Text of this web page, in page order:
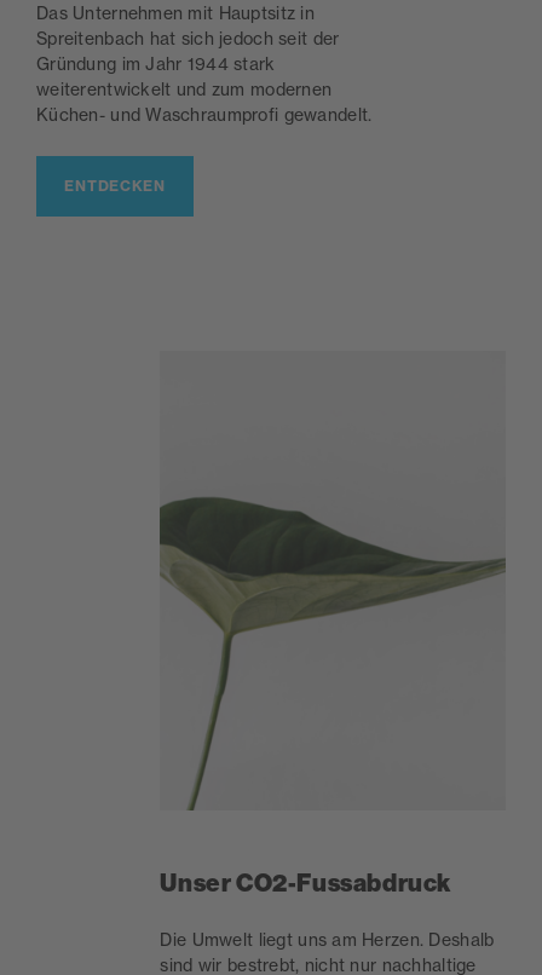
Das Unternehmen mit Hauptsitz in
Spreitenbach hat sich jedoch seit der
Gründung im Jahr 1944 stark
weiterentwickelt und zum modernen
Küchen- und Waschraumprofi gewandelt.
ENTDECKEN
Unser CO2-Fussabdruck
Die Umwelt liegt uns am Herzen. Deshalb
sind wir bestrebt, nicht nur nachhaltige